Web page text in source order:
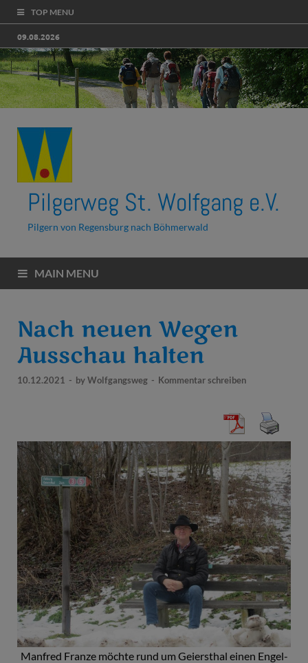
TOP MENU
09.08.2026
Pilgerweg St. Wolfgang e.V.
Pilgern von Regensburg nach Böhmerwald
MAIN MENU
Nach neuen Wegen
Ausschau halten
10.12.2021 - byWolfgangsweg - Kommentar schreiben
Manfred Franze möchte rund um Geiersthal einen Engel-